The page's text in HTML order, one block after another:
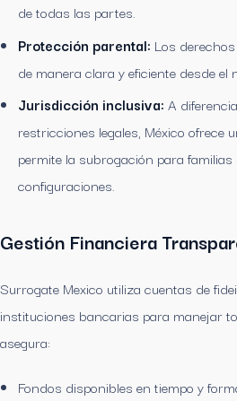
de todas las partes.
Protección parental: Los
de manera clara y eficiente desde el
Jurisdicción inclusiva: A
restricciones legales, México ofrece
permite la subrogación para
configuraciones.
Gestión Financiera
Surrogate Mexico utiliza cuentas de
instituciones bancarias para manejar
asegura:
Fondos disponibles en tiempo y